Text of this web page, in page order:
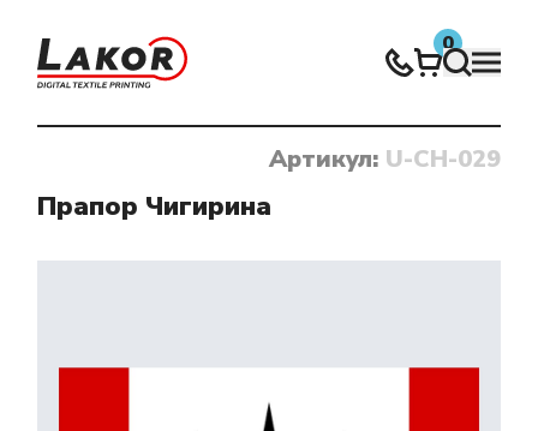
0
Нічого не знайдено
Артикул: U-CH-029
Прапор Чигирина